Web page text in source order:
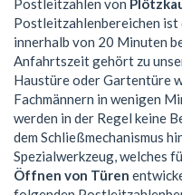
Postleitzahlen von
Postleitzahlenbereichen ist
innerhalb von 20 Minuten
Anfahrtszeit gehört zu
Haustüre oder Gartentüre
Fachmännern in wenigen
werden in der Regel keine
dem Schließmechanismus
Spezialwerkzeug, welches
Öffnen von Türen